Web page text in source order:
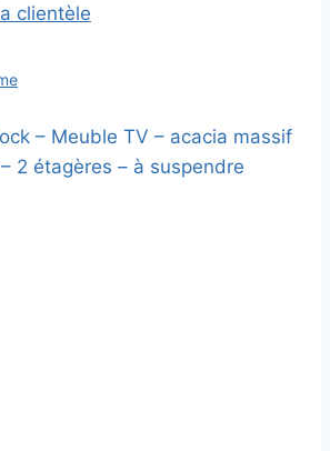
clientèle
– Meuble TV – acacia massif
2 étagères – à suspendre